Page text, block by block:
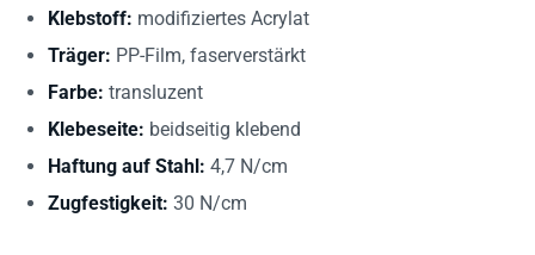
Klebstoff: modifiziertes Acrylat
Träger: PP-Film, faserverstärkt
Farbe: transluzent
Klebeseite: beidseitig klebend
Haftung auf Stahl: 4,7 N/cm
Zugfestigkeit: 30 N/cm